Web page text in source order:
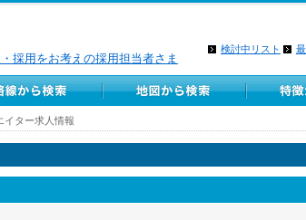
検討中リスト
採用をお考えの採用担当者さま
イター求人情報